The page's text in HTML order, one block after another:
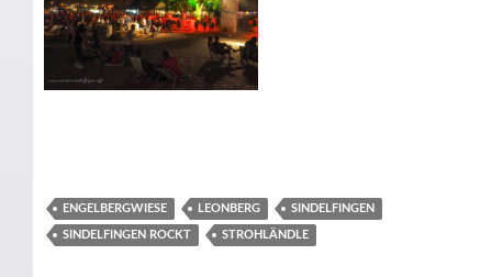
ENGELBERGWIESE LEONBERG SINDELFINGEN
SINDELFINGEN ROCKT STROHLÄNDLE